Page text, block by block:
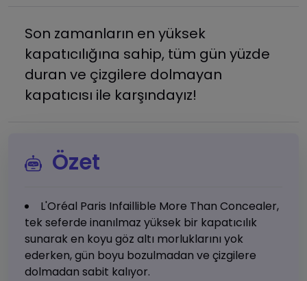
Son zamanların en yüksek
kapatıcılığına sahip, tüm gün yüzde
duran ve çizgilere dolmayan
kapatıcısı ile karşındayız!
Özet
L'Oréal Paris Infaillible More Than Concealer,
tek seferde inanılmaz yüksek bir kapatıcılık
sunarak en koyu göz altı morluklarını yok
ederken, gün boyu bozulmadan ve çizgilere
dolmadan sabit kalıyor.